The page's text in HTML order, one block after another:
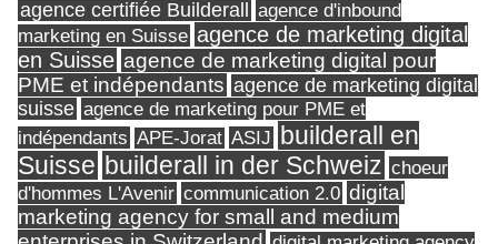
agence certifiée Builderall
agence d'inbound
marketing en Suisse agence de marketing digital
en Suisse agence de marketing digital pour
PME et indépendants agence de marketing digital
suisse agence de marketing pour PME et
indépendants APE-Jorat ASIJ builderall en
Suisse builderall in der Schweiz choeur
d'hommes L'Avenir communication 2.0 digital
marketing agency for small and medium